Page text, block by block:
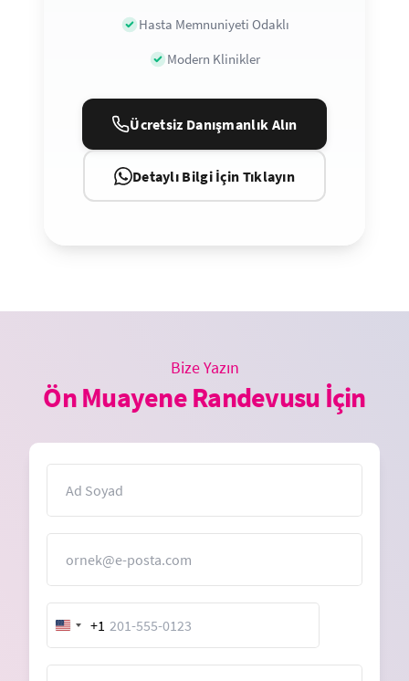
Hasta Memnuniyeti Odaklı
Modern Klinikler
Ücretsiz Danışmanlık Alın
Detaylı Bilgi İçin Tıklayın
Bize Yazın
Ön Muayene Randevusu İçin
United
States
+1